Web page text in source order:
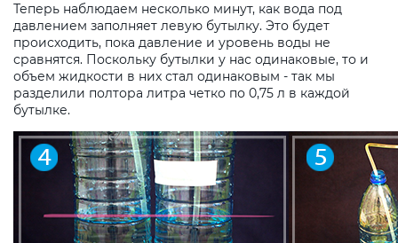
Теперь наблюдаем несколько минут, как вода под
давлением заполняет левую бутылку. Это будет
происходить, пока давление и уровень воды не
сравнятся. Поскольку бутылки у нас одинаковые, то и
объем жидкости в них стал одинаковым - так мы
разделили полтора литра четко по 0,75 л в каждой
бутылке.